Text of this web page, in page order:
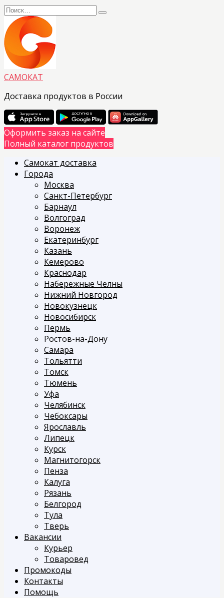
Перейти
содержанию
Search
for:
САМОКАТ
Доставка продуктов в России
Оформить заказ на сайте
Полный каталог продуктов
Самокат доставка
Города
Москва
Санкт-Петербург
Барнаул
Волгоград
Воронеж
Екатеринбург
Казань
Кемерово
Краснодар
Набережные Челны
Нижний Новгород
Новокузнецк
Новосибирск
Пермь
Ростов-на-Дону
Самара
Тольятти
Томск
Тюмень
Уфа
Челябинск
Чебоксары
Ярославль
Липецк
Курск
Магнитогорск
Пенза
Калуга
Рязань
Белгород
Тула
Тверь
Вакансии
Курьер
Товаровед
Промокоды
Контакты
Помощь